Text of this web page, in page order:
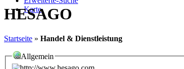
Karte
HESAGO
Startseite » Handel & Dienstleistung
Allgemein